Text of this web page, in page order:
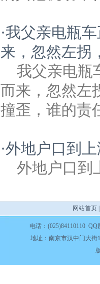
·我父亲电瓶
来，忽然左拐
我父亲电瓶
而来，忽然左
撞歪，谁的责
·外地户口到
外地户口到
网站首页
电话：(025)84110110
地址：南京市汉中门大街